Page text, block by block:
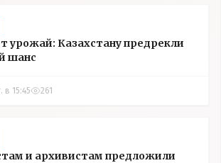
урожай: Казахстану предрекли
шанс
в 15:45 261
и архивистам предложили